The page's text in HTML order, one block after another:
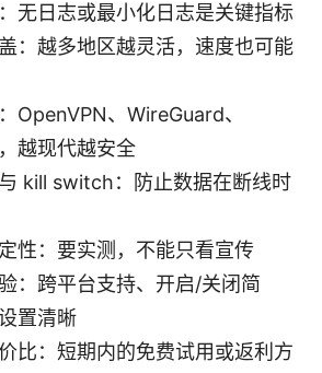
无日志或最小化日志是关键指标
：越多地区越灵活，速度也可能
OpenVPN、WireGuard、
越现代越安全
kill switch：防止数据在断线时
性：要实测，不能只看宣传
：跨平台支持、开启/关闭简
置清晰
比：短期内的免费试用或返利方